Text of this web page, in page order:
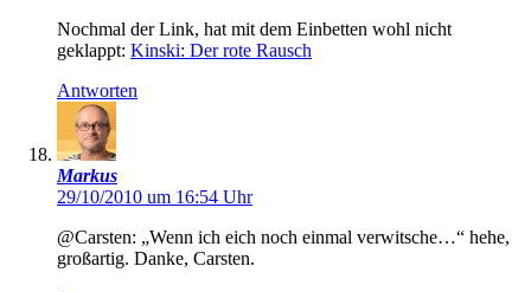
Nochmal der Link, hat mit dem Einbetten wohl nicht
geklappt: Kinski: Der rote Rausch
Antworten
Markus
29/10/2010 um 16:54 Uhr
@Carsten: „Wenn ich eich noch einmal verwitsche…“ hehe,
großartig. Danke, Carsten.